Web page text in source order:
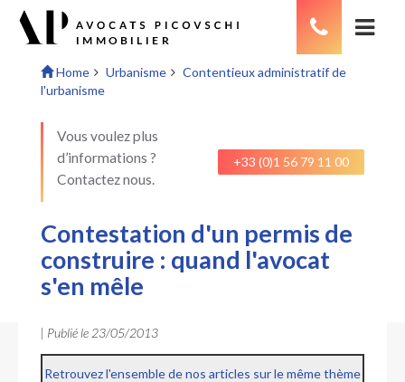
Home Urbanisme
Contentieux administratif de
l'urbanisme
Vous voulez plus
d’informations ?
Contactez nous.
+33 (0)1 56 79 11 00
Contestation d'un permis de
construire : quand l'avocat
s'en mêle
| Publié le 23/05/2013
Retrouvez l'ensemble de nos articles sur le même thème